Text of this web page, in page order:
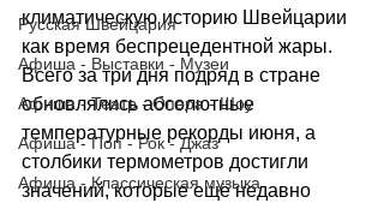
Русская Швейцария
Афиша - Выставки - Музеи
Афиша - Театр - Опера - Шоу
Афиша - Поп - Рок - Джаз
Афиша - Классическая музыка
климатическую историю Швейцарии
как время беспрецедентной жары.
Всего за три дня подряд в стране
обновлялись абсолютные
температурные рекорды июня, а
столбики термометров достигли
значений, которые ещё недавно